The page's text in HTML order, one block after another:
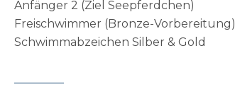
Anfänger 2 (Ziel Seepferdchen)
Freischwimmer (Bronze-Vorbereitung)
Schwimmabzeichen Silber & Gold
6
7